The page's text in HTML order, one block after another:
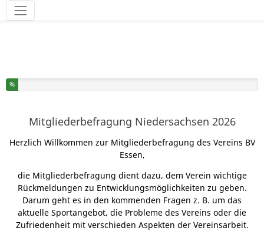
Werkzeuge
Sie haben % dieser Umfrage fertiggestellt.
%
Mitgliederbefragung Niedersachsen 2026
Herzlich Willkommen zur Mitgliederbefragung des Vereins BV
Essen,
die Mitgliederbefragung dient dazu, dem Verein wichtige
Rückmeldungen zu Entwicklungsmöglichkeiten zu geben.
Darum geht es in den kommenden Fragen z. B. um das
aktuelle Sportangebot, die Probleme des Vereins oder die
Zufriedenheit mit verschieden Aspekten der Vereinsarbeit.